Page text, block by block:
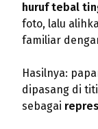
huruf tebal
foto, lalu
familiar
Hasilnya:
dipasang di
sebagai